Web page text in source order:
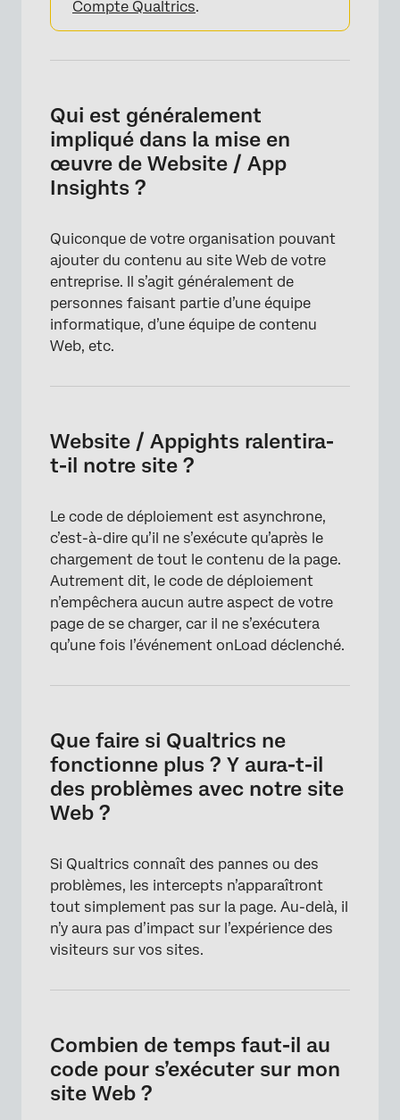
Compte Qualtrics.
Qui est généralement
impliqué dans la mise en
œuvre de Website / App
Insights ?
Quiconque de votre organisation pouvant
ajouter du contenu au site Web de votre
entreprise. Il s’agit généralement de
personnes faisant partie d’une équipe
informatique, d’une équipe de contenu
Web, etc.
Website / Appights ralentira-
t-il notre site ?
Le code de déploiement est asynchrone,
c’est-à-dire qu’il ne s’exécute qu’après le
chargement de tout le contenu de la page.
Autrement dit, le code de déploiement
n’empêchera aucun autre aspect de votre
page de se charger, car il ne s’exécutera
qu’une fois l’événement onLoad déclenché.
Que faire si Qualtrics ne
fonctionne plus ? Y aura-t-il
des problèmes avec notre site
Web ?
Si Qualtrics connaît des pannes ou des
problèmes, les intercepts n’apparaîtront
tout simplement pas sur la page. Au-delà, il
n’y aura pas d’impact sur l’expérience des
visiteurs sur vos sites.
Combien de temps faut-il au
code pour s’exécuter sur mon
site Web ?